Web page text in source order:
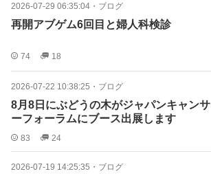
2026-07-29 06:35:04 ・ ブログ
再開アブゲム6回目と婦人科検診
74 18
2026-07-22 10:38:25 ・ ブログ
8月8日にぶどうの木がジャパンキャンサ
ーフォーラムにブース出展します
83 24
2026-07-19 14:25:35 ・ ブログ